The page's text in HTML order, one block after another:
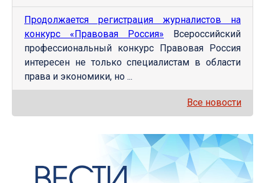
Продолжается регистрация журналистов на
конкурс «Правовая Россия» Всероссийский
профессиональный конкурс Правовая Россия
интересен не только специалистам в области
права и экономики, но ...
Все новости